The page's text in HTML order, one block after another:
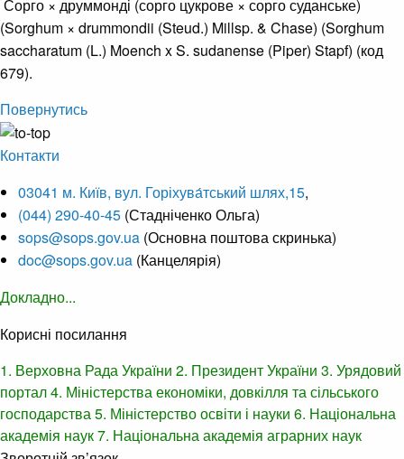
Сорго × друммонді (сорго цукрове × сорго суданське)
(Sorghum × drummondii (Steud.) Millsp. & Chase) (Sorghum
saccharatum (L.) Moench x S. sudanense (Piper) Stapf) (код
679).
Повернутись
Контакти
03041 м. Київ, вул. Горіхува́тський шлях,15,
(044) 290-40-45 (Стадніченко Ольга)
sops@sops.gov.ua (Основна поштова скринька)
doc@sops.gov.ua (Канцелярія)
Докладно...
Корисні посилання
1. Верховна Рада України 2. Президент України 3. Урядовий
портал4. Міністерства економіки, довкілля та сільського
господарства5. Міністерство освіти і науки 6. Національна
академія наук7. Національна академія аграрних наук